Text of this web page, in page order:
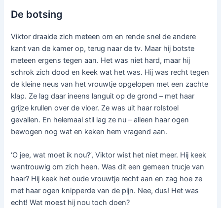
De botsing
Viktor draaide zich meteen om en rende snel de andere
kant van de kamer op, terug naar de tv. Maar hij botste
meteen ergens tegen aan. Het was niet hard, maar hij
schrok zich dood en keek wat het was. Hij was recht tegen
de kleine neus van het vrouwtje opgelopen met een zachte
klap. Ze lag daar ineens languit op de grond – met haar
grijze krullen over de vloer. Ze was uit haar rolstoel
gevallen. En helemaal stil lag ze nu – alleen haar ogen
bewogen nog wat en keken hem vragend aan.
‘O jee, wat moet ik nou?’, Viktor wist het niet meer. Hij keek
wantrouwig om zich heen. Was dit een gemeen trucje van
haar? Hij keek het oude vrouwtje recht aan en zag hoe ze
met haar ogen knipperde van de pijn. Nee, dus! Het was
echt! Wat moest hij nou toch doen?